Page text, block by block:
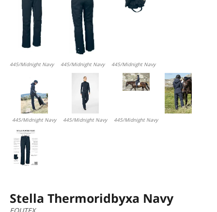
445/Midnight Navy 445/Midnight Navy 445/Midnight Navy
445/Midnight Navy 445/Midnight Navy 445/Midnight Navy
Stella Thermoridbyxa Navy